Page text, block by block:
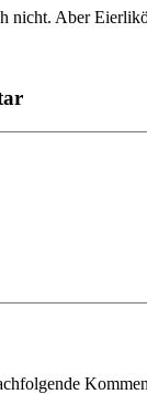
nicht. Aber